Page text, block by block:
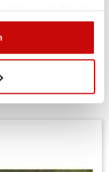
UNSEREM
INNERHALB
DPD-KURIER